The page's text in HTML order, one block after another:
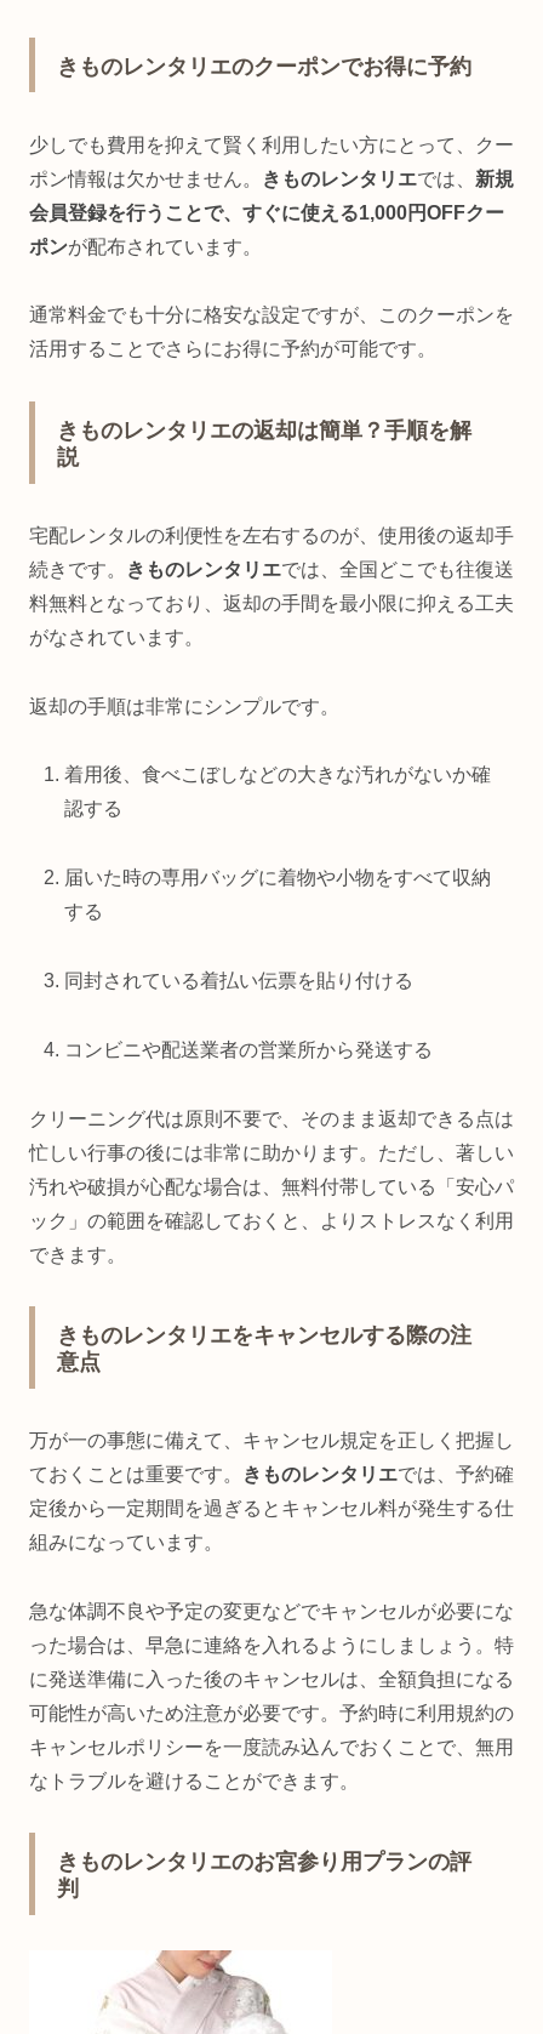
きものレンタリエのクーポンでお得に予約
少しでも費用を抑えて賢く利用したい方にとって、クー
ポン情報は欠かせません。
きものレンタリエでは、 新規
会員登録を行うことで、すぐに使える1,000円OFFクー
ポンが配布されています。
通常料金でも十分に格安な設定ですが、このクーポンを
活用することでさらにお得に予約が可能です。
きものレンタリエの返却は簡単？手順を解
説
宅配レンタルの利便性を左右するのが、使用後の返却手
続きです。
きものレンタリエでは、全国どこでも往復送
料無料となっており、返却の手間を最小限に抑える工夫
がなされています。
返却の手順は非常にシンプルです。
着用後、食べこぼしなどの大きな汚れがないか確
認する
届いた時の専用バッグに着物や小物をすべて収納
する
同封されている着払い伝票を貼り付ける
コンビニや配送業者の営業所から発送する
クリーニング代は原則不要で、そのまま返却できる点は
忙しい行事の後には非常に助かります。ただし、著しい
汚れや破損が心配な場合は、無料付帯している「安心パ
ック」の範囲を確認しておくと、よりストレスなく利用
できます。
きものレンタリエをキャンセルする際の注
意点
万が一の事態に備えて、キャンセル規定を正しく把握し
ておくことは重要です。
きものレンタリエでは、予約確
定後から一定期間を過ぎるとキャンセル料が発生する仕
組みになっています。
急な体調不良や予定の変更などでキャンセルが必要にな
った場合は、早急に連絡を入れるようにしましょう。特
に発送準備に入った後のキャンセルは、全額負担になる
可能性が高いため注意が必要です。予約時に利用規約の
キャンセルポリシーを一度読み込んでおくことで、無用
なトラブルを避けることができます。
きものレンタリエのお宮参り用プランの評
判